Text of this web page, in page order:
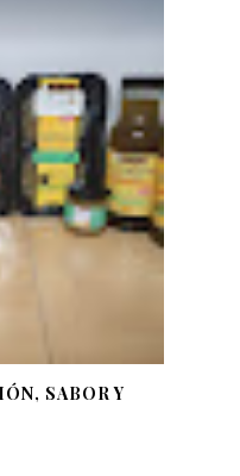
SABOR Y